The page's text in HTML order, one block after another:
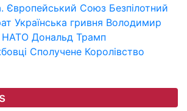
Європейський Союз Безпілотний
Українська гривня Володимир
НАТО Дональд Трамп
Сполучене Королівство